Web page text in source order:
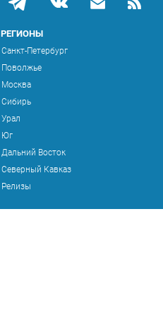
РЕГИОНЫ
Санкт-Петербург
Поволжье
Москва
Сибирь
Урал
Юг
Дальний Восток
Северный Кавказ
Релизы